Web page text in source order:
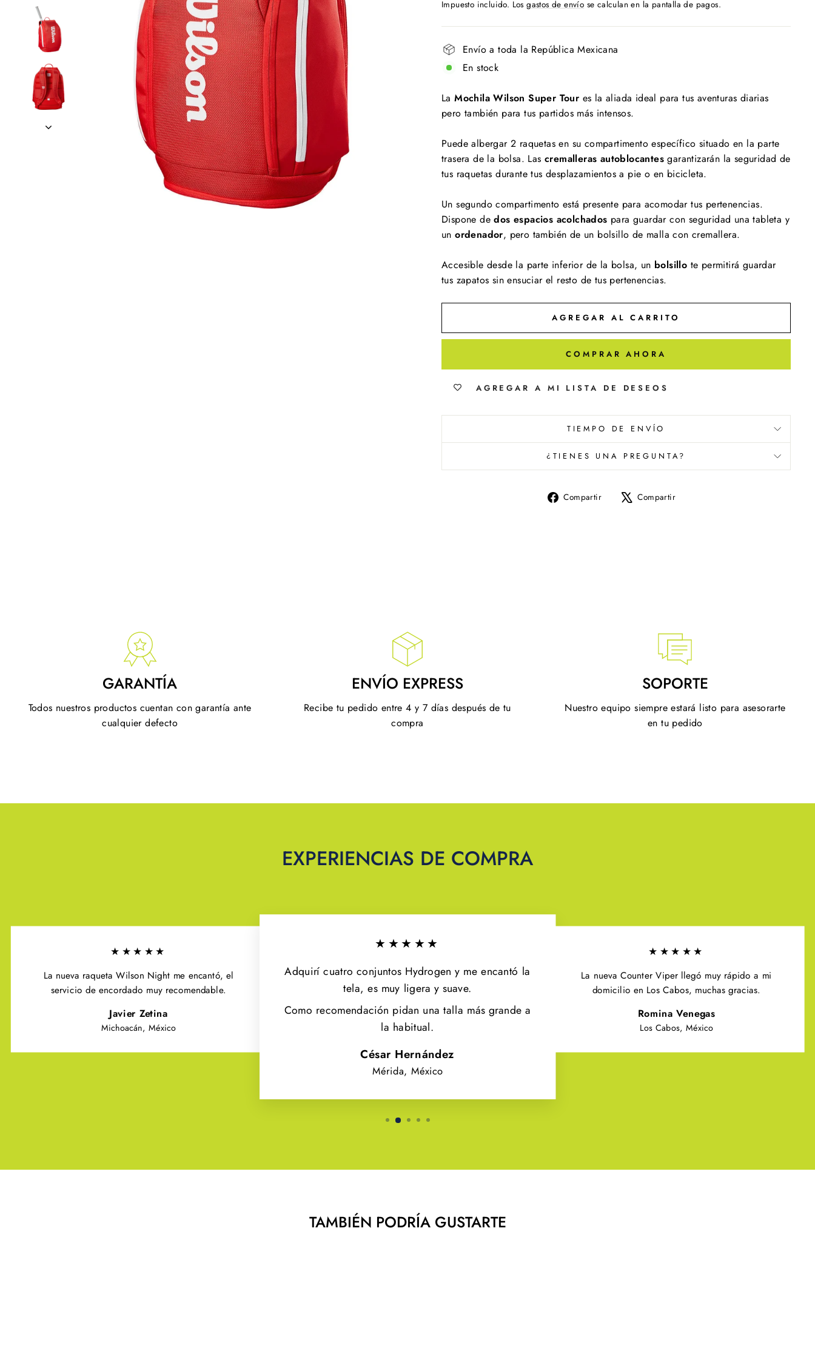
habitual
Impuesto incluido. Losgastos de envío se calculan en la pantalla de pagos.
Envío a toda la República Mexicana
En stock
LaMochila Wilson Super Tour es la aliada ideal para tus aventuras diarias
pero también para tus partidos más intensos.
Puede albergar 2 raquetas en su compartimento específico situado en la parte
trasera de la bolsa. Las cremalleras autoblocantes garantizarán la seguridad de
tus raquetas durante tus desplazamientos a pie o en bicicleta.
Un segundo compartimento está presente para acomodar tus pertenencias.
Dispone dedos espacios acolchados para guardar con seguridad una tableta y
unordenador, pero también de un bolsillo de malla con cremallera.
Accesible desde la parte inferior de la bolsa, un bolsillo te permitirá guardar
tus zapatos sin ensuciar el resto de tus pertenencias.
AGREGAR AL CARRITO
COMPRAR AHORA
AGREGAR A MI LISTA DE DESEOS
TIEMPO DE ENVÍO
¿TIENES UNA PREGUNTA?
Compartir
CompartirCompartir
GARANTÍA
Todos nuestros productos cuentan con garantía ante
cualquier defecto
ENVÍO EXPRESS
Recibe tu pedido entre 4 y 7 días después de tu
compra
SOPORTE
Nuestro equipo siempre estará listo para asesorarte
en tu pedido
EXPERIENCIAS DE COMPRA
★★★★★
La nueva raqueta Wilson Night me encantó, el
servicio de encordado muy recomendable.
Javier Zetina
Michoacán, México
★★★★★
Adquirí cuatro conjuntos Hydrogen y me encantó la
tela, es muy ligera y suave.
Como recomendación pidan una talla más grande a
la habitual.
César Hernández
Mérida, México
★★★★★
La nueva Counter Viper llegó muy rápido a mi
domicilio en Los Cabos, muchas gracias.
Romina Venegas
Los Cabos, México
TAMBIÉN PODRÍA GUSTARTE